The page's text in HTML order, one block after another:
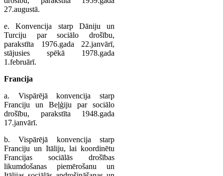
27.augustā.
e. Konvencija starp Dāniju un
Turciju par sociālo drošību,
parakstīta 1976.gada 22.janvārī,
stājusies spēkā 1978.gada
1.februārī.
Francija
a. Vispārējā konvencija starp
Franciju un Beļģiju par sociālo
drošību, parakstīta 1948.gada
17.janvārī.
b. Vispārējā konvencija starp
Franciju un Itāliju, lai koordinētu
Francijas sociālās drošības
likumdošanas piemērošanu un